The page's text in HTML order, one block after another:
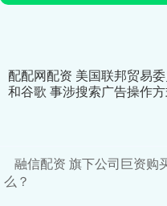
配配网配资 美国联邦贸易
和谷歌 事涉搜索广告操作
融信配资 旗下公司巨资购
么？